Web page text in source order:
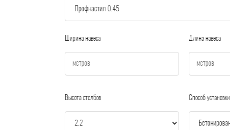
Ширина навеса Длина навеса
Высота столбов Способ установки